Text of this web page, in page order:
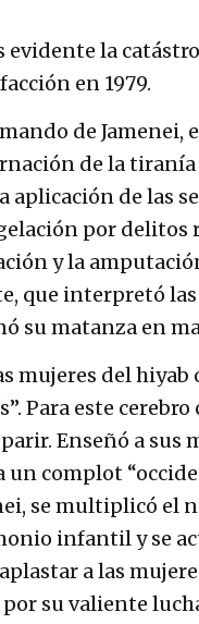
evidente la
en 1979.
de Jamenei,
de la
aplicación de las
por delitos
y la
que interpretó
su matanza en
mujeres del
Para este
Enseñó a sus
complot
se multiplicó el
infantil y se
a las
por su valiente